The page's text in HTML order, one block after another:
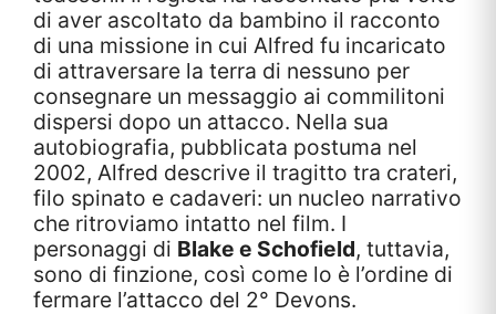
di aver ascoltato da bambino il racconto
di una missione in cui Alfred fu incaricato
di attraversare la terra di nessuno per
consegnare un messaggio ai commilitoni
dispersi dopo un attacco. Nella sua
autobiografia, pubblicata postuma nel
2002, Alfred descrive il tragitto tra crateri,
filo spinato e cadaveri: un nucleo narrativo
che ritroviamo intatto nel film. I
personaggi di Blake e Schofield, tuttavia,
sono di finzione, così come lo è l’ordine di
fermare l’attacco del 2° Devons.